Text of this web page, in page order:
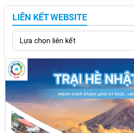
LIÊN KẾT WEBSITE